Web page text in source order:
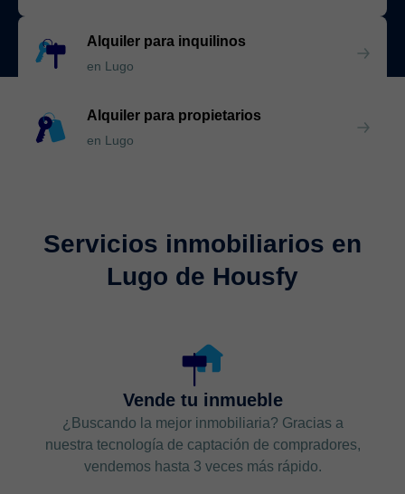
Alquiler para inquilinos
en Lugo
Alquiler para propietarios
en Lugo
Servicios inmobiliarios en
Lugo de Housfy
Vende tu inmueble
¿Buscando la mejor inmobiliaria? Gracias a
nuestra tecnología de captación de compradores,
vendemos hasta 3 veces más rápido.